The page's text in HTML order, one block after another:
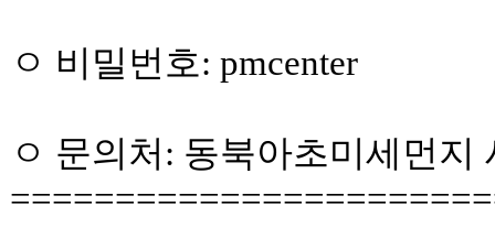
ㅇ 비밀번호: pmcenter
ㅇ 문의처: 동북아초미세먼지